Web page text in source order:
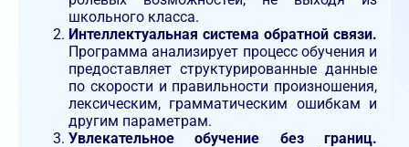
школьного класса.
Интеллектуальная система обратной связи.
Программа анализирует процесс обучения и
предоставляет структурированные данные
по скорости и правильности произношения,
лексическим, грамматическим ошибкам и
другим параметрам.
Увлекательное обучение без границ.